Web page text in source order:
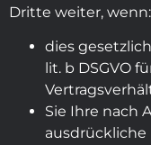
Dritte weiter, wenn:
dies gesetzlich
lit. b DSGVO
Sie Ihre nach